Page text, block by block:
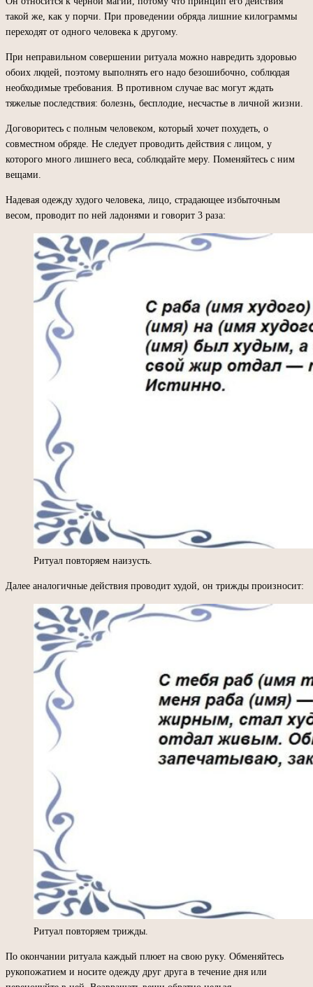
такой же, как у порчи. При проведении обряда лишние килограммы
переходят от одного человека к другому.
При неправильном совершении ритуала можно навредить здоровью
обоих людей, поэтому выполнять его надо безошибочно, соблюдая
необходимые требования. В противном случае вас могут ждать
тяжелые последствия: болезнь, бесплодие, несчастье в личной жизни.
Договоритесь с полным человеком, который хочет похудеть, о
совместном обряде. Не следует проводить действия с лицом, у
которого много лишнего веса, соблюдайте меру. Поменяйтесь с ним
вещами.
Надевая одежду худого человека, лицо, страдающее избыточным
весом, проводит по ней ладонями и говорит 3 раза:
Ритуал повторяем наизусть.
Далее аналогичные действия проводит худой, он трижды произносит:
Ритуал повторяем трижды.
По окончании ритуала каждый плюет на свою руку. Обменяйтесь
рукопожатием и носите одежду друг друга в течение дня или